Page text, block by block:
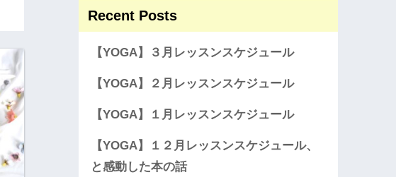
Recent Posts
【YOGA】３月レッスンスケジュール
【YOGA】２月レッスンスケジュール
【YOGA】１月レッスンスケジュール
【YOGA】１２月レッスンスケジュール、
と感動した本の話